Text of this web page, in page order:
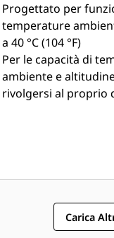
Progettato per
temperature
a 40 °C (104 °F)
Per le capacità di
ambiente e
rivolgersi al proprio
Carica